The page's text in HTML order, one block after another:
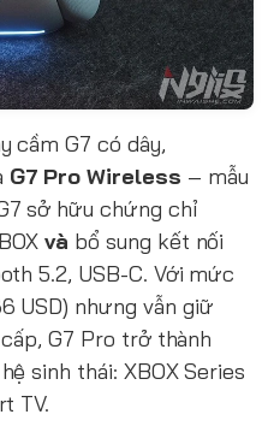
cầm G7 có dây,
G7 Pro Wireless – mẫu
sở hữu chứng chỉ
và bổ sung kết nối
5.2, USB-C. Với mức
USD) nhưng vẫn giữ
G7 Pro trở thành
sinh thái: XBOX Series
TV.